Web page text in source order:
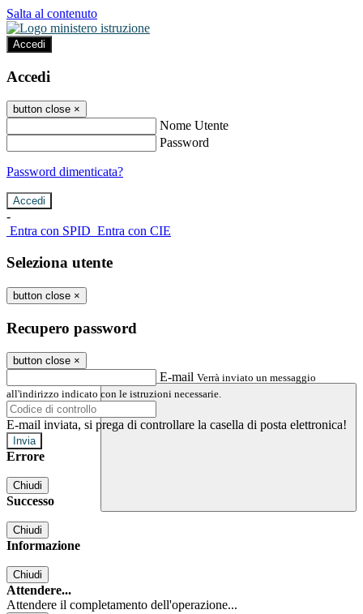
Salta al contenuto
Accedi
Accedi
button close ×
Nome Utente
Password
Password dimenticata?
-
Entra con SPID Entra con CIE
Seleziona utente
button close ×
Recupero password
button close ×
E-mail Verrà inviato un messaggio
all'indirizzo indicato con le istruzioni necessarie.
E-mail inviata, si prega di controllare la casella di posta elettronica!
Errore
Chiudi
Successo
Chiudi
Informazione
Chiudi
Attendere...
Attendere il completamento dell'operazione...